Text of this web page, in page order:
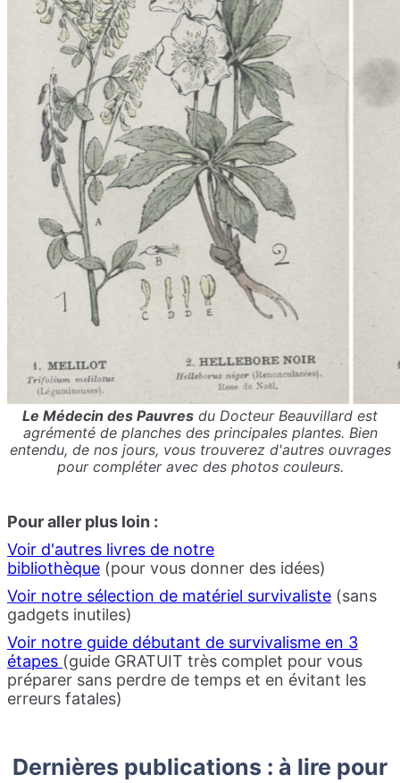
Le Médecin des Pauvres du Docteur Beauvillard est
agrémenté de planches des principales plantes. Bien
entendu, de nos jours, vous trouverez d'autres ouvrages
pour compléter avec des photos couleurs.
Pour aller plus loin :
Voir d'autres livres de notre
bibliothèque (pour vous donner des idées)
Voir notre sélection de matériel survivaliste (sans
gadgets inutiles)
Voir notre guide débutant de survivalisme en 3
étapes (guide GRATUIT très complet pour vous
préparer sans perdre de temps et en évitant les
erreurs fatales)
Dernières publications : à lire pour